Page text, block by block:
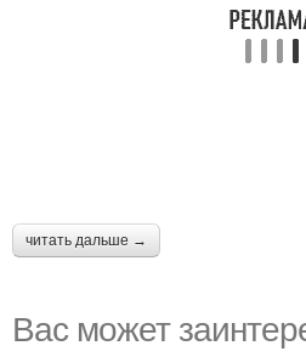
читать дальше →
Вас может